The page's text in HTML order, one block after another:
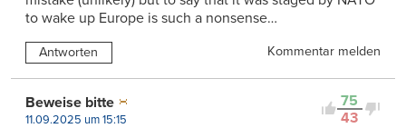
to wake up Europe is such a nonsense…
Antworten Kommentar melden
75
43
Beweise bitte
11.09.2025 um 15:15